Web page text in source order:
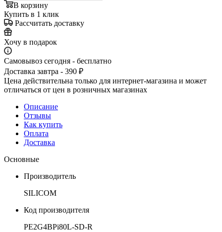
В корзину
Купить в 1 клик
Рассчитать доставку
Хочу в подарок
Самовывоз сегодня - бесплатно
Доставка завтра - 390 ₽
Цена действительна только для интернет-магазина и может
отличаться от цен в розничных магазинах
Описание
Отзывы
Как купить
Оплата
Доставка
Основные
Производитель
SILICOM
Код производителя
PE2G4BPi80L-SD-R